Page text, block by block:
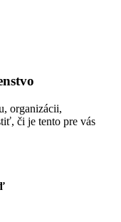
organizácii,
či je tento pre vás